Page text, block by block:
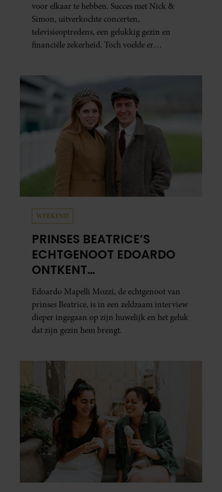
voor elkaar te hebben. Succes met Nick &
Simon, uitverkochte concerten,
televisieoptredens, een gelukkig gezin en
financiële zekerheid. Toch voelde er
vertelt de zanger dat hij lange tijd vooral
overleefde en steeds verder van zijn gevoel
verwijderd raakte.
WEEKEND
PRINSES BEATRICE’S
ECHTGENOOT EDOARDO
ONTKENT
HUWELIJKSPROBLEMEN
Edoardo Mapelli Mozzi, de echtgenoot van
prinses Beatrice, is in een zeldzaam interview
dieper ingegaan op zijn huwelijk en het geluk
dat zijn gezin hem brengt.